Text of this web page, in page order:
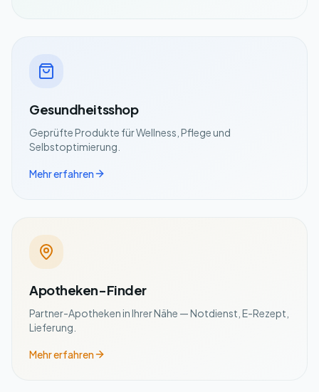
Gesundheitsshop
Geprüfte Produkte für Wellness, Pflege und
Selbstoptimierung.
Mehr erfahren
Apotheken-Finder
Partner-Apotheken in Ihrer Nähe — Notdienst, E-Rezept,
Lieferung.
Mehr erfahren